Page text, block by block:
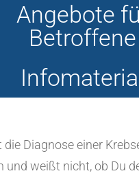
Angebote
Betroffene
Infomaterial
die Diagnose einer
und weißt nicht, ob Du